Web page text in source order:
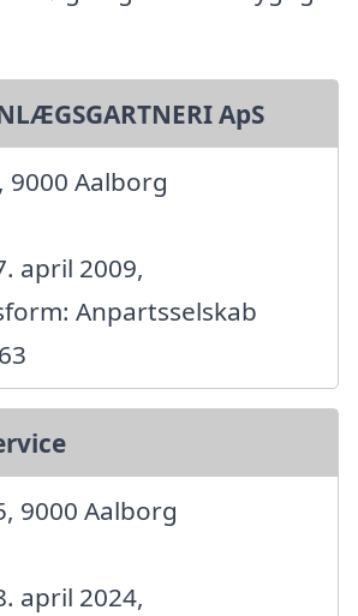
ApS
Aalborg
april 2009,
Anpartsselskab
9000 Aalborg
april 2024,